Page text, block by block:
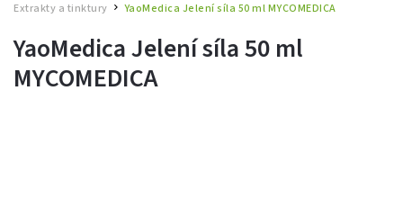
Extrakty a tinktury
YaoMedica Jelení síla 50 ml MYCOMEDICA
YaoMedica Jelení síla 50 ml
MYCOMEDICA